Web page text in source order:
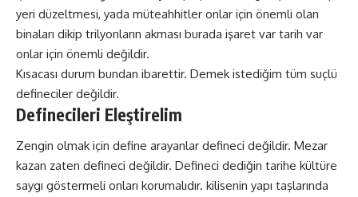
yeri düzeltmesi, yada müteahhitler onlar için önemli olan
binaları dikip trilyonların akması burada işaret var tarih var
onlar için önemli değildir.
Kısacası durum bundan ibarettir. Demek istediğim tüm suçlü
defineciler değildir.
Definecileri Eleştirelim
Zengin olmak için define arayanlar defineci değildir. Mezar
kazan zaten defineci değildir. Defineci dediğin tarihe kültüre
saygı göstermeli onları korumalıdır. kilisenin yapı taşlarında